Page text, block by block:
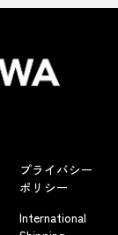
プライバシー
ポリシー
International